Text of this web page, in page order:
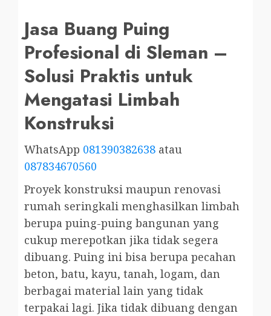
Jasa Buang Puing
Profesional di Sleman –
Solusi Praktis untuk
Mengatasi Limbah
Konstruksi
WhatsApp 081390382638 atau
087834670560
Proyek konstruksi maupun renovasi
rumah seringkali menghasilkan limbah
berupa puing-puing bangunan yang
cukup merepotkan jika tidak segera
dibuang. Puing ini bisa berupa pecahan
beton, batu, kayu, tanah, logam, dan
berbagai material lain yang tidak
terpakai lagi. Jika tidak dibuang dengan